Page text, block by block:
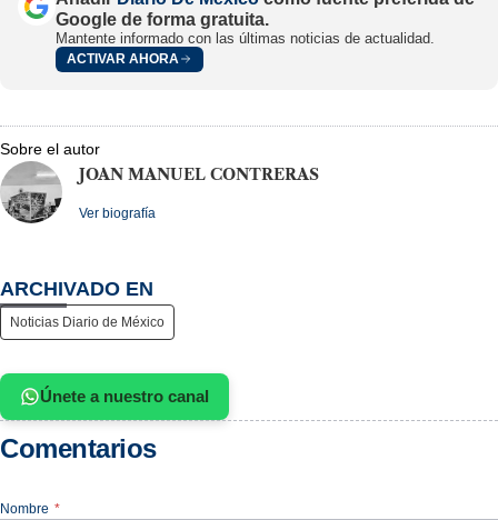
Google de forma gratuita.
Mantente informado con las últimas noticias de actualidad.
ACTIVAR AHORA
Sobre el autor
JOAN MANUEL CONTRERAS
Ver biografía
ARCHIVADO EN
Noticias Diario de México
Únete a nuestro canal
Comentarios
Nombre *